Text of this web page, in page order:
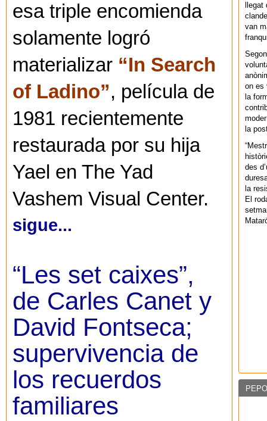
esa triple encomienda
solamente logró
materializar “In Search
of Ladino”, película de
1981 recientemente
restaurada por su hija
Yael en The Yad
Vashem Visual Center.
sigue...
“Les set caixes”,
de Carles Canet y
David Fontseca;
supervivencia de
los recuerdos
familiares
van
on es
la
la
des
la
El